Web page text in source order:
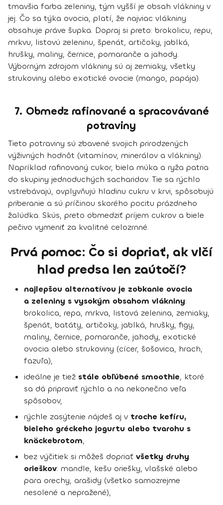
tmavšia farba zeleniny, tým vyšší je obsah vlákniny v
jej. Čo sa týka ovocia, platí, že najviac vlákniny
obsahuje práve šupka. Dopraj si preto: brokolicu, repu,
mrkvu, listovú zeleninu, špenát, artičoky, jablká,
hrušky, maliny, černice, pomaranče a jahody.
Výborným zdrojom vlákniny sú aj zemiaky, všetky
strukoviny alebo exotické ovocie (mango, papája).
7. Obmedz rafinované a spracovávané
potraviny
Tieto potraviny sú zbavené svojich prirodzených
výživných hodnôt (vitamínov, minerálov a vlákniny).
Napríklad rafinovaný cukor, biela múka a ryža patria
do skupiny jednoduchých sacharidov. Tie sa rýchlo
vstrebávajú, ovplyvňujú hladinu cukru v krvi, spôsobujú
priberanie a sú príčinou skorého pocitu prázdneho
žalúdka. Skús, preto obmedziť príjem cukrov a biele
pečivo vymeniť za kvalitné celozrnné.
Prvá pomoc: Čo si dopriať, ak vlčí
hlad predsa len zaútočí?
najlepšou alternatívou je zobkanie ovocia
a zeleniny s vysokým obsahom vlákniny:
brokolica, repa, mrkva, listová zelenina, zemiaky,
špenát, batáty, artičoky, jablká, hrušky, figy,
maliny, černice, pomaranče, jahody, exotické
ovocia alebo strukoviny (cícer, šošovica, hrach,
fazuľa),
ideálne je tiež stále obľúbené smoothie, ktoré
sa dá pripraviť rýchlo a na nekonečno veľa
spôsobov,
rýchle zasýtenie nájdeš aj v troche kefíru,
bieleho gréckeho jogurtu alebo tvarohu s
knäckebrotom,
bez výčitiek si môžeš dopriať všetky druhy
orieškov: mandle, kešu oriešky, vlašské alebo
para orechy, arašidy (všetko samozrejme
nesolené a nepražené),